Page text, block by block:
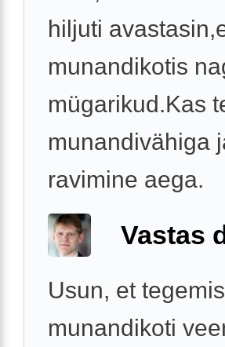
hiljuti
munandikotis
mügarikud.Kas
munandivähiga
ravimine aega.
Vastas
Usun, et
munandikoti